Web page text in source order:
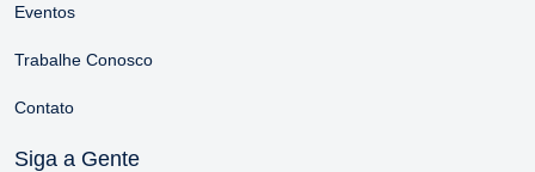
Eventos
Trabalhe Conosco
Contato
Siga a Gente